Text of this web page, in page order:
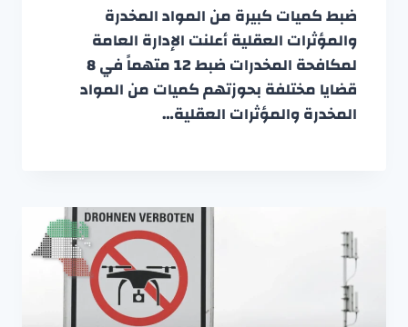
ضبط كميات كبيرة من المواد المخدرة
والمؤثرات العقلية أعلنت الإدارة العامة
لمكافحة المخدرات ضبط 12 متهماً في 8
قضايا مختلفة بحوزتهم كميات من المواد
المخدرة والمؤثرات العقلية…